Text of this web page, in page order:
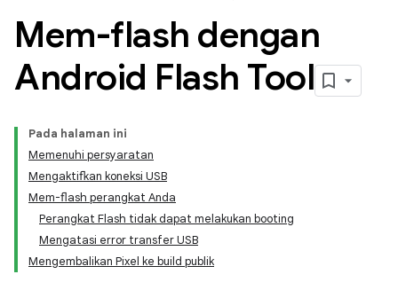
Mem-flash dengan
Android Flash Tool
Pada halaman ini
Memenuhi persyaratan
Mengaktifkan koneksi USB
Mem-flash perangkat Anda
Perangkat Flash tidak dapat melakukan booting
Mengatasi error transfer USB
Mengembalikan Pixel ke build publik